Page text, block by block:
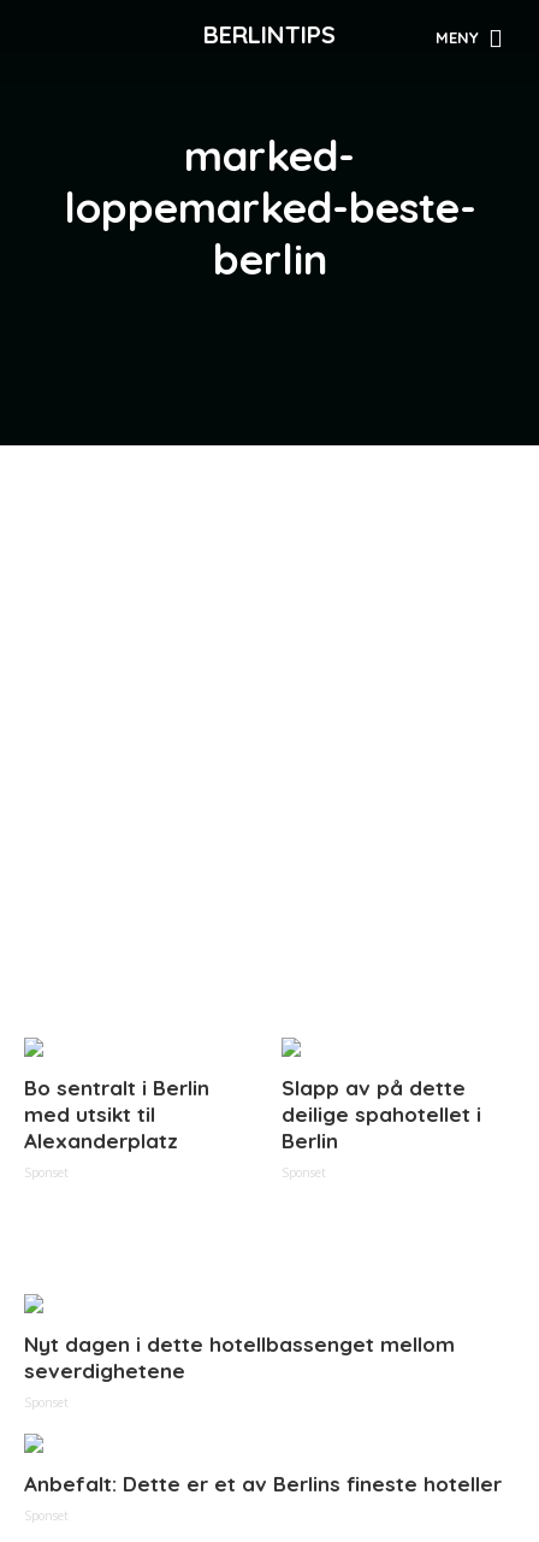
BERLINTIPS MENY
marked-
loppemarked-beste-
berlin
Bo sentralt i Berlin
med utsikt til
Alexanderplatz
Sponset
Slapp av på dette
deilige spahotellet i
Berlin
Sponset
Nyt dagen i dette hotellbassenget mellom
severdighetene
Sponset
Anbefalt: Dette er et av Berlins fineste hoteller
Sponset